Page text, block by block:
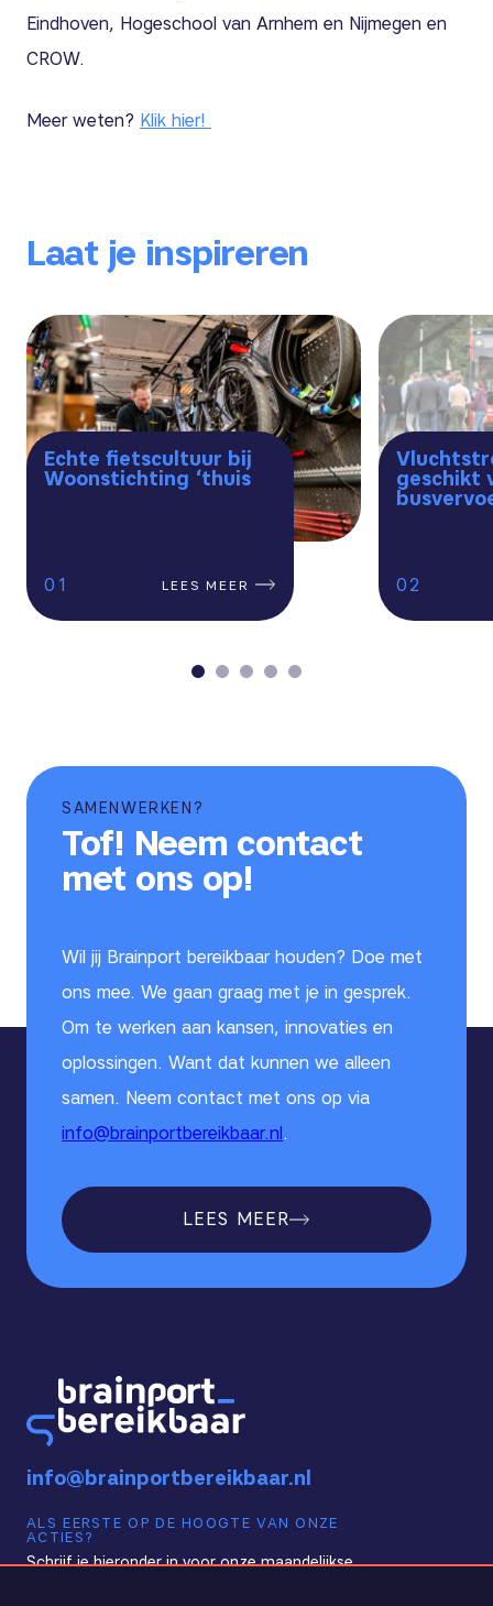
Eindhoven, Hogeschool van Arnhem en Nijmegen en
CROW.
Meer weten? Klik hier!
Laat je inspireren
Echte fietscultuur bij
Woonstichting ‘thuis
1 LEES MEER
geschikt
2
SAMENWERKEN?
Tof! Neem contact
met ons op!
Wil jij Brainport bereikbaar houden? Doe met
ons mee. We gaan graag met je in gesprek.
Om te werken aan kansen, innovaties en
oplossingen. Want dat kunnen we alleen
samen. Neem contact met ons op via
info@brainportbereikbaar.nl .
LEES MEER
info@brainportbereikbaar.nl
ALS EERSTE OP DE HOOGTE VAN ONZE
ACTIES?
Schrijf je hieronder in voor onze maandelijkse